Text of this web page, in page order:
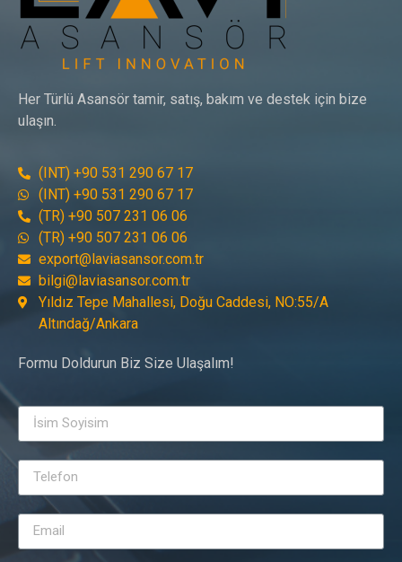
Her Türlü Asansör tamir, satış, bakım ve destek için bize
ulaşın.
(INT) +90 531 290 67 17
(INT) +90 531 290 67 17
(TR) +90 507 231 06 06
(TR) +90 507 231 06 06
export@laviasansor.com.tr
bilgi@laviasansor.com.tr
Yıldız Tepe Mahallesi, Doğu Caddesi, NO:55/A
Altındağ/Ankara
Formu Doldurun Biz Size Ulaşalım!